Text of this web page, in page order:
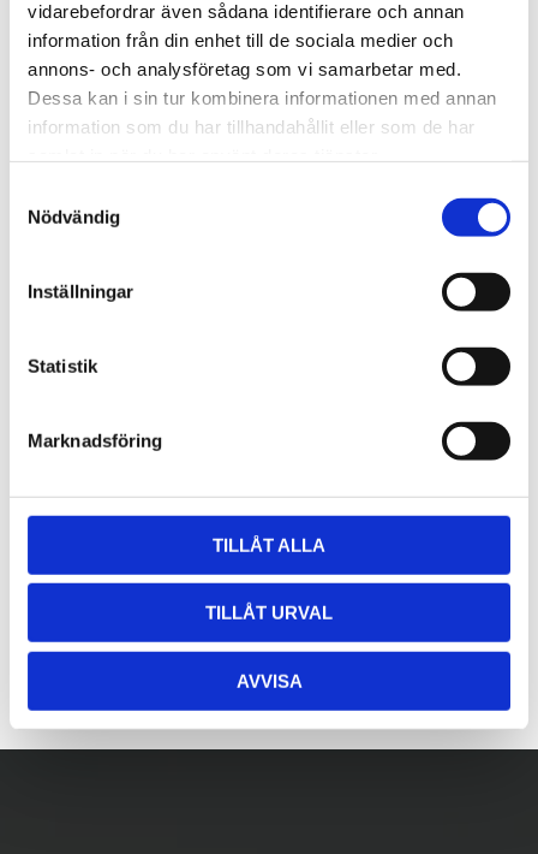
vidarebefordrar även sådana identifierare och annan
information från din enhet till de sociala medier och
annons- och analysföretag som vi samarbetar med.
Dessa kan i sin tur kombinera informationen med annan
information som du har tillhandahållit eller som de har
Nödvändig
Inställningar
Statistik
Marknadsföring
TILLÅT ALLA
TILLÅT URVAL
AVVISA
Lättmonterad
takräcken, för fordon utan
befintliga fästpunkter för
fabriksmonterade räcken.
1 795 kr
kr
Lättmonterad
Edge-takräcken, för
fordon utan befintliga
eller fabriksmonterade
räcken.
2 525kr
2 635